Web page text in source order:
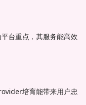
台重点，其服务能高效
培育能带来用户忠